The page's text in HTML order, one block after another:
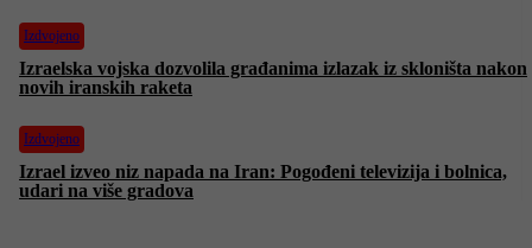
Izdvojeno
Izraelska vojska dozvolila građanima izlazak iz skloništa nakon
novih iranskih raketa
Izdvojeno
Izrael izveo niz napada na Iran: Pogođeni televizija i bolnica,
udari na više gradova